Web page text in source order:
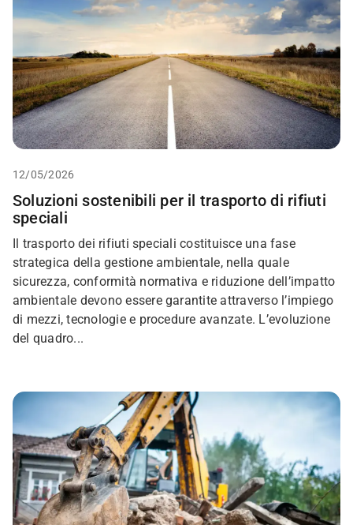
12/05/2026
Soluzioni sostenibili per il trasporto di rifiuti
speciali
Il trasporto dei rifiuti speciali costituisce una fase
strategica della gestione ambientale, nella quale
sicurezza, conformità normativa e riduzione dell’impatto
ambientale devono essere garantite attraverso l’impiego
di mezzi, tecnologie e procedure avanzate. L’evoluzione
del quadro...